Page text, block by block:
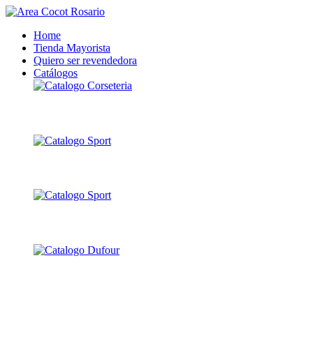
Home
Tienda Mayorista
Quiero ser revendedora
Catálogos